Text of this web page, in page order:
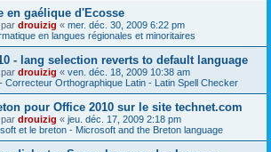
en gaélique d'Ecosse
drouizig « mer. déc. 30, 2009 6:22 pm
en langues régionales et minoritaires
- lang selection reverts to default language
drouizig « ven. déc. 18, 2009 10:38 am
Correcteur Orthographique Latin - Latin Spell Checker
pour Office 2010 sur le site technet.com
drouizig « jeu. déc. 17, 2009 2:18 pm
et le breton - Microsoft and the Breton language